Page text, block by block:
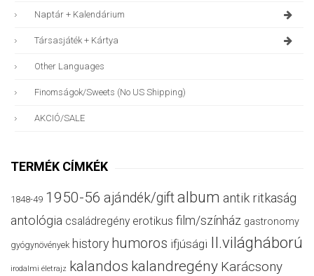
Naptár + Kalendárium
Társasjáték + Kártya
Other Languages
Finomságok/sweets (no US Shipping)
AKCIÓ/SALE
TERMÉK CÍMKÉK
1848-49 1950-56 ajándék/giftalbum antik ritkaság
antológia családregény erotikus film/színház gastronomy
gyógynövények history humoros ifjúsági II.világháború
irodalmi életrajz kalandos kalandregény Karácsony